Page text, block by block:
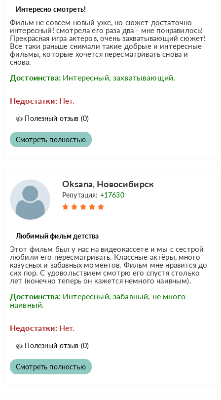
Интересно смотреть!
Фильм не совсем новый уже, но сюжет достаточно
интересный! смотрела его раза два - мне понравилось!
Прекрасная игра актеров, очень захватывающий сюжет!
Все таки раньше снимали такие добрые и интересные
фильмы, которые хочется пересматривать снова и
снова.
Достоинства: Интересный, захватывающий.
Недостатки: Нет.
👍 Полезный отзыв (0)
Смотреть полностью
Oksana, Новосибирск
Репутация: +17630
Любимый фильм детства
Этот фильм был у нас на видеокассете и мы с сестрой
любили его пересматривать. Классные актёры, много
казусных и забавных моментов. Фильм мне нравится до
сих пор. С удовольствием смотрю его спустя столько
лет (конечно теперь он кажется немного наивным).
Достоинства: Интересный, забавный, не много
наивный.
Недостатки: Нет.
👍 Полезный отзыв (0)
Смотреть полностью